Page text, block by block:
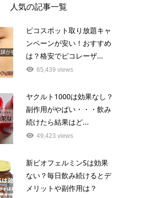
人気の記事一覧
ピコスポット取り放題キャ
ンペーンが安い！おすすめ
は？格安でピコレーザ...
65,439 views
ヤクルト1000は効果なし？
副作用がやばい・・・飲み
続けたら結果はど...
49,423 views
新ビオフェルミンSは効果
ない？毎日飲み続けるとデ
メリットや副作用は？